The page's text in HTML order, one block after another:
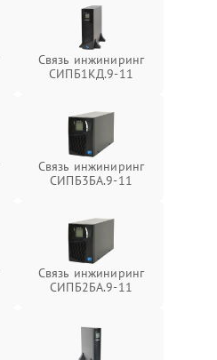
Подробнее →
1500 ₽ Подробнее →
Подробнее →
1500 ₽ Подробнее →
Связь инжиниринг
СИПБ1КД.9-11
Связь инжиниринг
СИПБ3БА.9-11
Связь инжиниринг
СИПБ2БА.9-11